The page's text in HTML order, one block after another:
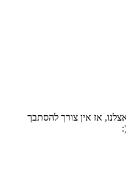
אז אין צורך להסתבך